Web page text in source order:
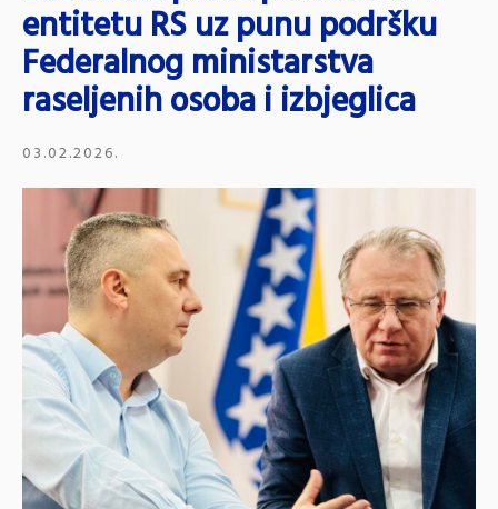
entitetu RS uz punu podršku
Federalnog ministarstva
raseljenih osoba i izbjeglica
03.02.2026.